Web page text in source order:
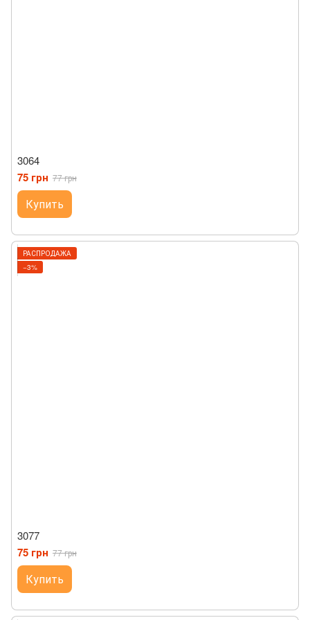
3064
75 грн 77 грн
Купить
РАСПРОДАЖА
−3%
3077
75 грн 77 грн
Купить